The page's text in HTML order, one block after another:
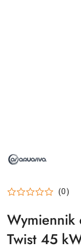
AQUAVIVA
(0)
Wymiennik
Twist 45